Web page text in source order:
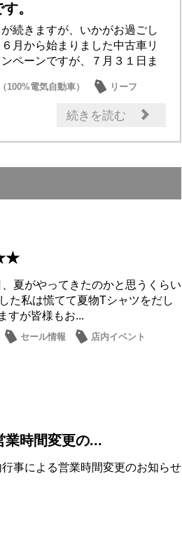
。
続きますが、いかがお過ごし
月から始まりました中古車リ
ペーンですが、７月３１日ま
100%電気自動車）
リーフ
日産のお店
続きを読む
夏がやってきたのかと思うくらい
た私は慌てて夏物Tシャツをだし
すが皆様もお...
セール情報 店内イベント
時間変更の...
事による営業時間変更のお知らせ